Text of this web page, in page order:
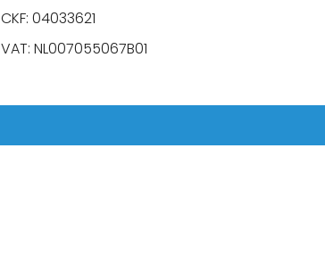
CKF: 04033621
VAT: NL007055067B01